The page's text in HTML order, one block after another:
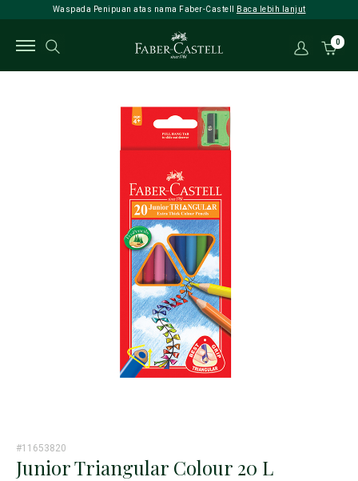
Waspada Penipuan atas nama Faber-Castell Baca lebih lanjut
0
#11653820
Junior Triangular Colour 20 L